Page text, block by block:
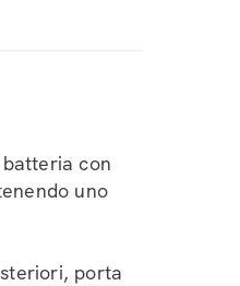
con
uno
porta